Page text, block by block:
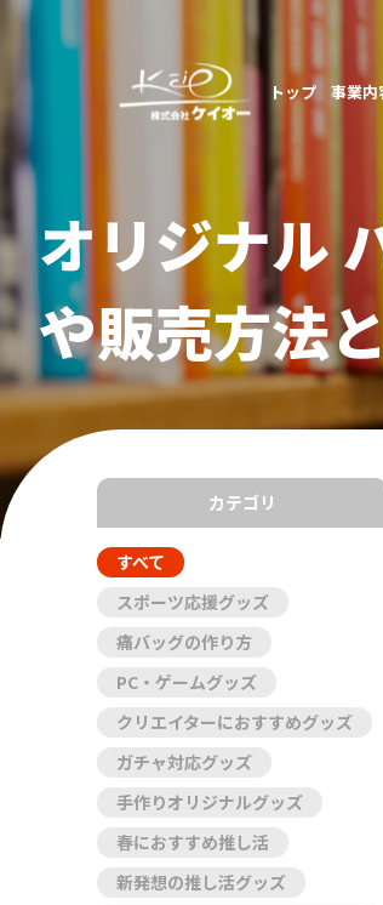
トップ 事業内
オリジナル
や販売方法
カテゴリ
すべて
スポーツ応援グッズ
痛バッグの作り方
PC・ゲームグッズ
クリエイターにおすすめグッズ
ガチャ対応グッズ
手作りオリジナルグッズ
春におすすめ推し活
新発想の推し活グッズ